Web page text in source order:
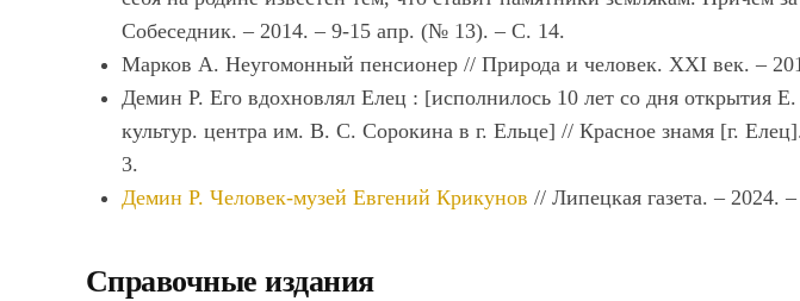
Собеседник. – 2014. – 9-15 апр. (№ 13). – С. 14.
Марков А. Неугомонный пенсионер // Природа и человек. ХХI век. –
Демин Р. Его вдохновлял Елец : [исполнилось 10 лет со дня открытия
культур. центра им. В. С. Сорокина в г. Ельце] // Красное знамя [г.
3.
Демин Р. Человек-музей Евгений Крикунов // Липецкая газета. –
Справочные издания